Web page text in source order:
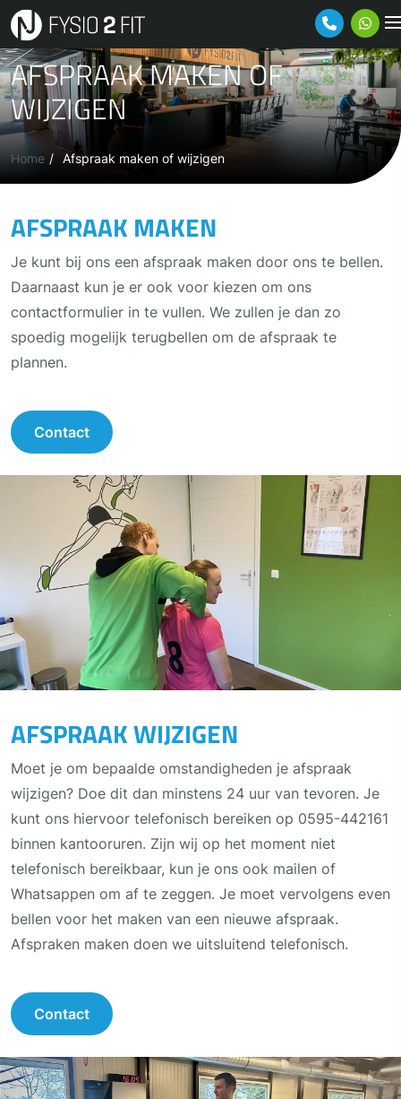
Ga naar de inhoud
AFSPRAAK MAKEN OF
WIJZIGEN
Home Afspraak maken of wijzigen
AFSPRAAK MAKEN
Je kunt bij ons een afspraak maken door ons te bellen.
Daarnaast kun je er ook voor kiezen om ons
contactformulier in te vullen. We zullen je dan zo
spoedig mogelijk terugbellen om de afspraak te
plannen.
Contact
AFSPRAAK WIJZIGEN
Moet je om bepaalde omstandigheden je afspraak
wijzigen? Doe dit dan minstens 24 uur van tevoren. Je
kunt ons hiervoor telefonisch bereiken op 0595-442161
binnen kantooruren. Zijn wij op het moment niet
telefonisch bereikbaar, kun je ons ook mailen of
Whatsappen om af te zeggen. Je moet vervolgens even
bellen voor het maken van een nieuwe afspraak.
Afspraken maken doen we uitsluitend telefonisch.
Contact